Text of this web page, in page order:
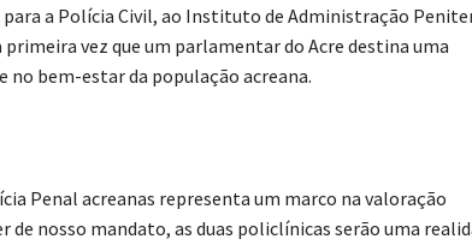
para a Polícia Civil, ao Instituto de Administração
vez que um parlamentar do Acre destina uma
no bem-estar da população acreana.
Penal acreanas representa um marco na valoração
de nosso mandato, as duas policlínicas serão uma